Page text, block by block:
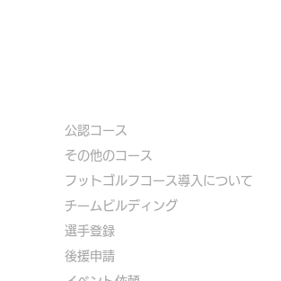
公認コース
​その他のコース
​ フットゴルフコース導入について
​チームビルディング
選手登録​
​後援申請